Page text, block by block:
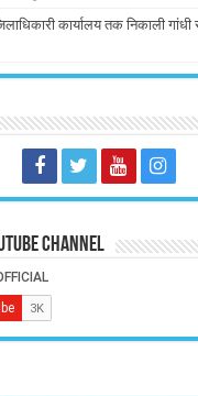
कार्यालय तक निकाली गांधी
Channel